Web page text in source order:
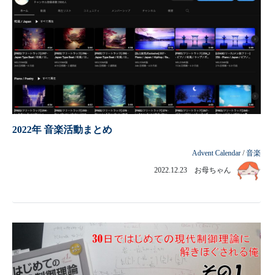
2021年11月27日 ブログにNEWS欄を追加しました。
2021年11月26日YouTube生配信！「姿勢制御装置 ４段倒立 記
録会」
2021年11月23日
2022年 音楽活動まとめ
Advent Calendar /音楽
2022.12.23 お母ちゃん